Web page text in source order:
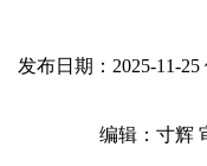
发布日期：2025-11-25
编辑：寸辉